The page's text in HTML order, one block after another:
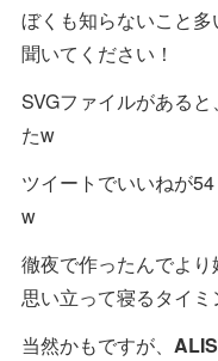
ぼくも知らないこと
聞いてください！
SVGファイルがある
たw
ツイートでいいねが
w
徹夜で作ったんでよ
思い立って寝るタイ
当然かもですが、